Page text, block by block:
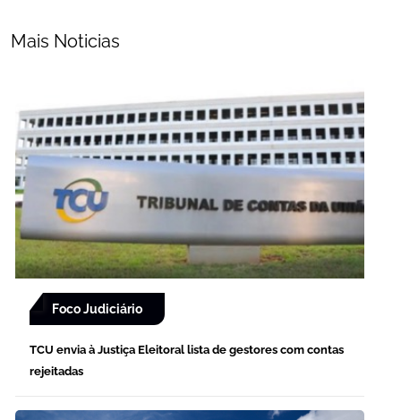
Mais Noticias
Foco Judiciário
TCU envia à Justiça Eleitoral lista de gestores com contas
rejeitadas